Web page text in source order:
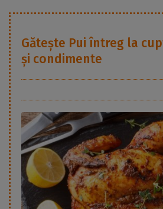
Gătește Pui întreg la
și condimente